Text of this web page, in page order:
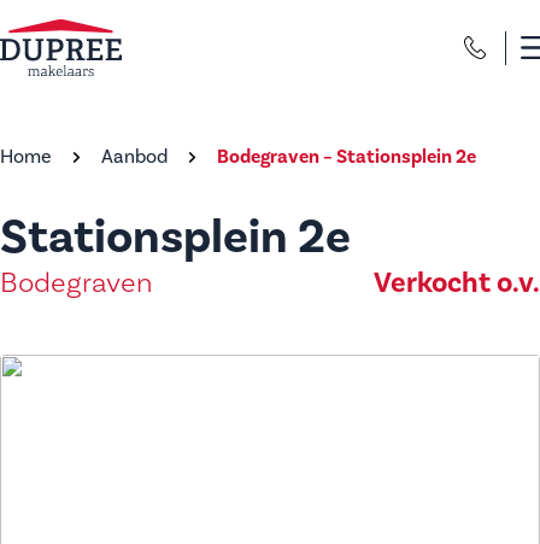
Home Aanbod Bodegraven – Stationsplein 2e
Stationsplein 2e
Bodegraven Verkocht o.v.